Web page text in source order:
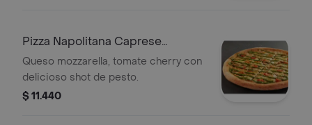
Pizza Napolitana Caprese
Mediana
Queso mozzarella, tomate cherry con
delicioso shot de pesto.
$ 11.440